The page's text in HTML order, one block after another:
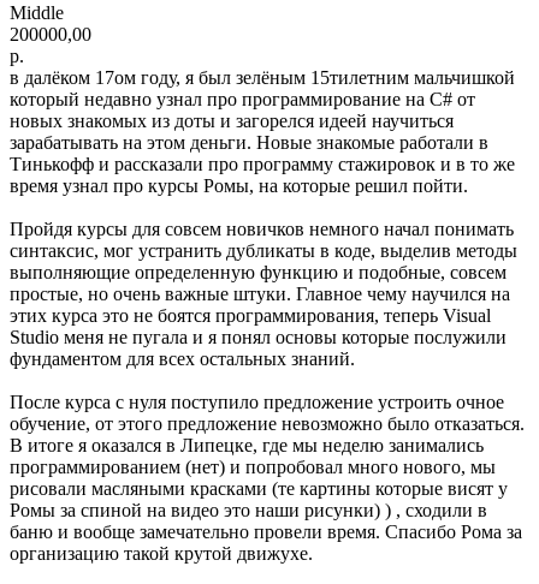
Middle
200000,00
р.
в далёком 17ом году, я был зелёным 15тилетним мальчишкой
который недавно узнал про программирование на C# от
новых знакомых из доты и загорелся идеей научиться
зарабатывать на этом деньги. Новые знакомые работали в
Тинькофф и рассказали про программу стажировок и в то же
время узнал про курсы Ромы, на которые решил пойти.
Пройдя курсы для совсем новичков немного начал понимать
синтаксис, мог устранить дубликаты в коде, выделив методы
выполняющие определенную функцию и подобные, совсем
простые, но очень важные штуки. Главное чему научился на
этих курса это не боятся программирования, теперь Visual
Studio меня не пугала и я понял основы которые послужили
фундаментом для всех остальных знаний.
После курса с нуля поступило предложение устроить очное
обучение, от этого предложение невозможно было отказаться.
В итоге я оказался в Липецке, где мы неделю занимались
программированием (нет) и попробовал много нового, мы
рисовали масляными красками (те картины которые висят у
Ромы за спиной на видео это наши рисунки) ) , сходили в
баню и вообще замечательно провели время. Спасибо Рома за
организацию такой крутой движухе.